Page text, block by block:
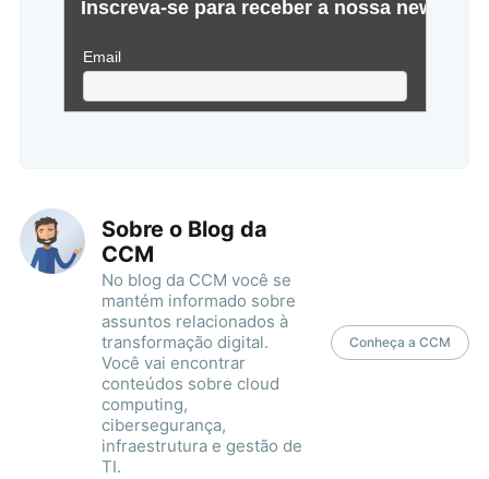
Sobre o Blog da
CCM
No blog da CCM você se
mantém informado sobre
assuntos relacionados à
transformação digital.
Você vai encontrar
conteúdos sobre cloud
computing,
cibersegurança,
infraestrutura e gestão de
TI.
Conheça a CCM